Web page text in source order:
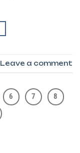
Leave a comment
6 7
8